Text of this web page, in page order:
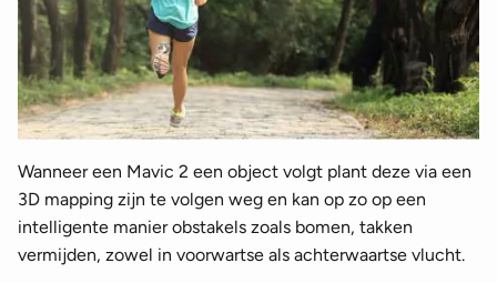
Wanneer een Mavic 2 een object volgt plant deze via een
3D mapping zijn te volgen weg en kan op zo op een
intelligente manier obstakels zoals bomen, takken
vermijden, zowel in voorwartse als achterwaartse vlucht.